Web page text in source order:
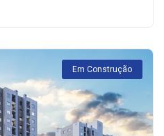
Em Construção